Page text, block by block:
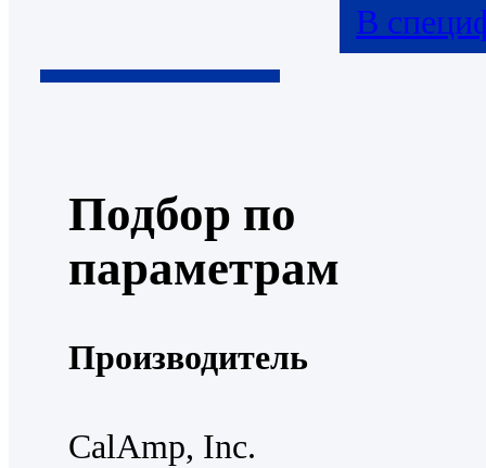
В
Подбор по
параметрам
Производитель
CalAmp, Inc.